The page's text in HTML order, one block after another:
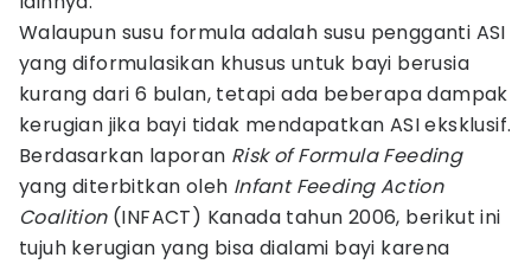
Walaupun susu formula adalah susu pengganti ASI
yang diformulasikan khusus untuk bayi berusia
kurang dari 6 bulan, tetapi ada beberapa dampak
kerugian jika bayi tidak mendapatkan ASI eksklusif.
Berdasarkan laporan Risk of FormulaFeeding
yang diterbitkan oleh Infant Feeding Action
Coalition(INFACT) Kanada tahun 2006, berikut ini
tujuh kerugian yang bisa dialami bayi karena